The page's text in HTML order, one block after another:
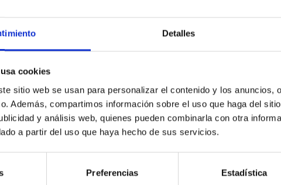
Detalles
cookies
sitio web se usan para personalizar el contenido y los anuncios,
Además, compartimos información sobre el uso que haga del
y análisis web, quienes pueden combinarla con otra
a partir del uso que haya hecho de sus servicios.
Preferencias Estadística
on the inner dark matter density slopes